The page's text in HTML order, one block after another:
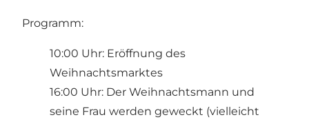
Programm:
10:00 Uhr: Eröffnung des
Weihnachtsmarktes
16:00 Uhr: Der Weihnachtsmann und
seine Frau werden geweckt (vielleicht